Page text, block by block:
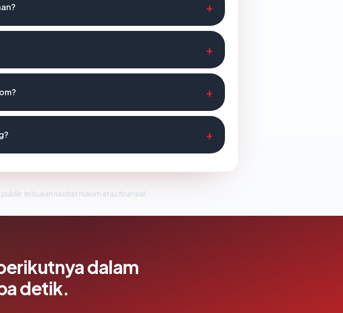
Ini bukan nasihat hukum atau finansial.
dalam
detik.